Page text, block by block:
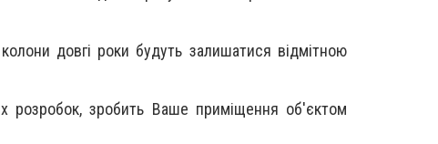
довгі роки будуть залишатися відмітною
розробок, зробить Ваше приміщення об'єктом